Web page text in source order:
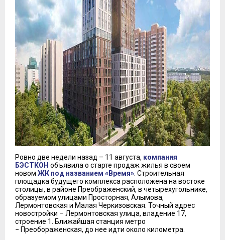
Ровно две недели назад – 11 августа, компания
БЭСТКОН объявила о старте продаж жилья в своем
новом ЖК под названием «Время» . Строительная
площадка будущего комплекса расположена на востоке
столицы, в районе Преображенский, в четырехугольнике,
образуемом улицами Просторная, Алымова,
Лермонтовская и Малая Черкизовская. Точный адрес
новостройки – Лермонтовская улица, владение 17,
строение 1. Ближайшая станция метро
− Преобораженская, до нее идти около километра.